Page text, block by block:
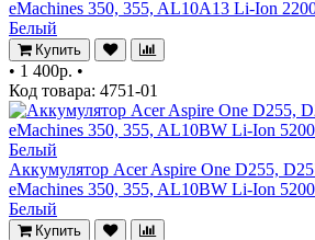
eMachines 350, 355, AL10A13 Li-Ion
Белый
Купить
• 1 400р. •
Код товара: 4751-01
Аккумулятор Acer Aspire One D255,
eMachines 350, 355, AL10BW Li-Ion
Белый
Купить